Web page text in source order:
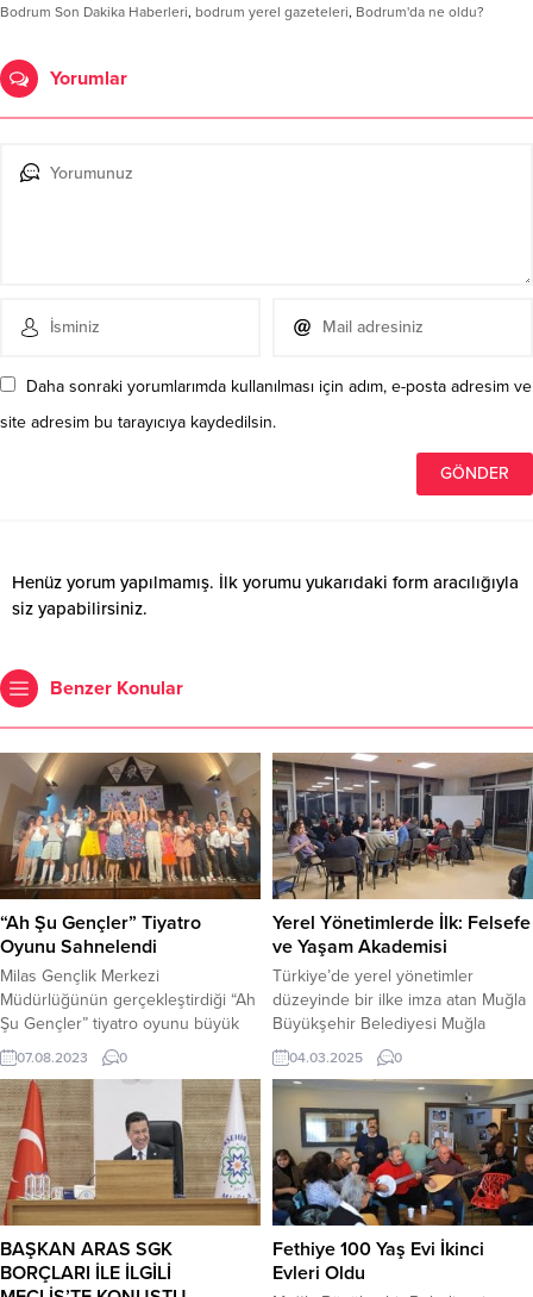
Bodrum Son Dakika Haberleri, bodrum yerel gazeteleri, Bodrum'da ne oldu?
Yorumlar
Daha sonraki yorumlarımda kullanılması için adım, e-posta adresim ve
site adresim bu tarayıcıya kaydedilsin.
Henüz yorum yapılmamış. İlk yorumu yukarıdaki form aracılığıyla
siz yapabilirsiniz.
Benzer Konular
“Ah Şu Gençler” Tiyatro
Oyunu Sahnelendi
Milas Gençlik Merkezi
Müdürlüğünün gerçekleştirdiği “Ah
Şu Gençler” tiyatro oyunu büyük
bir başarıyla sahnelendi. Öğretmen
Öznur Özdemir ve Drama
Atölyesi’ne katılan gençler, Turgut
Özakman’ın yazdığı oyunu Prof. Dr.
Aşkıdil Akarca Sahnesi’nde
sergiledi. Bu etkinlik, gençlerin
sanatsal yönlerini keşfetmelerine
ve kendilerini ifade etmelerine
olanak sağladı. Milas Gençlik
Merkezi Müdürü Aşkın Binbir;...
07.08.2023 0
Yerel Yönetimlerde İlk: Felsefe
ve Yaşam Akademisi
Türkiye’de yerel yönetimler
düzeyinde bir ilke imza atan Muğla
Büyükşehir Belediyesi Muğla
Felsefe ve Yaşam Akademisi’ni
kurarak felsefenin toplumsal
yaşamla iç içe olması için
faaliyetlerini sürdürüyor. Muğla
Büyükşehir Belediyesi’nin kurduğu
“Felsefe için felsefe değil, yaşam
için felsefe” ilkesiyle yola çıkan
Muğla Felsefe ve Yaşam Akademisi,
eleştirel, yaratıcı, dayanışmacı ve
özenli...
04.03.2025 0
BAŞKAN ARAS SGK
BORÇLARI İLE İLGİLİ
Fethiye 100 Yaş Evi İkinci
Evleri Oldu